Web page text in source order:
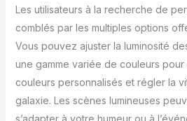
du bruit, vous pouvez
paisiblement. ✨【4
Réglables】Fournit quatre
projection différents (30 ° /
plan). Pour lire la projection
sol, au mur ou dans
direction, vous pouvez vous
l'application Smart Life via
Les utilisateurs à la recherche de
comblés par les multiples options
Vous pouvez ajuster la luminosité
une gamme variée de couleurs
couleurs personnalisés et régler la
galaxie. Les scènes lumineuses